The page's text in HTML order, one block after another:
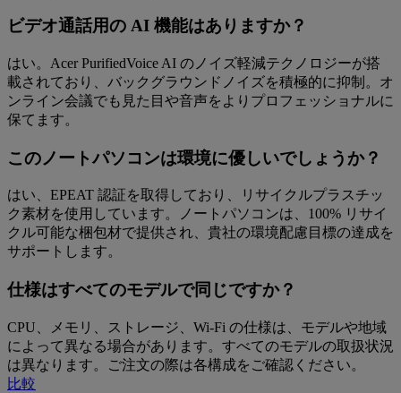
ビデオ通話用の AI 機能はありますか？
はい。Acer PurifiedVoice AI のノイズ軽減テクノロジーが搭
載されており、バックグラウンドノイズを積極的に抑制。オ
ンライン会議でも見た目や音声をよりプロフェッショナルに
保てます。
このノートパソコンは環境に優しいでしょうか？
はい、EPEAT 認証を取得しており、リサイクルプラスチッ
ク素材を使用しています。ノートパソコンは、100% リサイ
クル可能な梱包材で提供され、貴社の環境配慮目標の達成を
サポートします。
仕様はすべてのモデルで同じですか？
CPU、メモリ、ストレージ、Wi-Fi の仕様は、モデルや地域
によって異なる場合があります。すべてのモデルの取扱状況
は異なります。ご注文の際は各構成をご確認ください。
比較